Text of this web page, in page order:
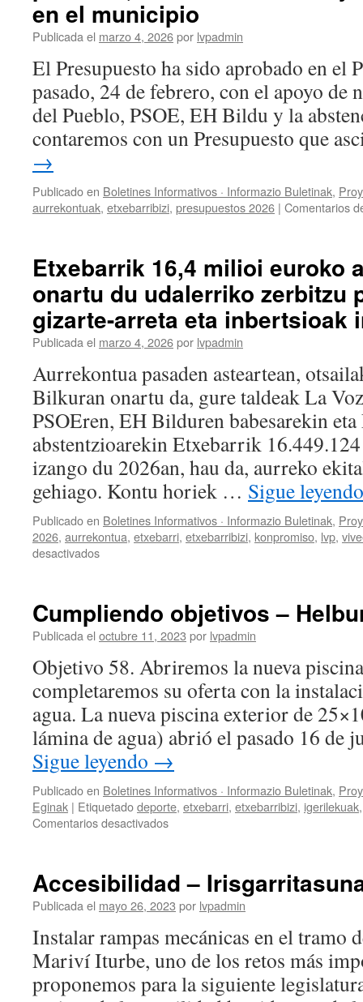
en el municipio
Publicada el marzo 4, 2026por lvpadmin
El Presupuesto ha sido aprobado en el
pasado, 24 de febrero, con el apoyo de
del Pueblo, PSOE, EH Bildu y la
contaremos con un Presupuesto que
→
Publicado en Boletines Informativos · Informazio Buletinak,
aurrekontuak, etxebarribizi, presupuestos 2026 | Comentarios
Etxebarrik 16,4 milioi euroko
onartu du udalerriko zerbitzu
gizarte-arreta eta inbertsioak
Publicada el marzo 4, 2026por lvpadmin
Aurrekontua pasaden asteartean,
Bilkuran onartu da, gure taldeak La
PSOEren, EH Bilduren babesarekin
abstentzioarekin Etxebarrik
izango du 2026an, hau da, aurreko
gehiago. Kontu horiek … Sigue
Publicado en Boletines Informativos · Informazio Buletinak,
2026, aurrekontua, etxebarri, etxebarribizi, konpromiso, lvp,
desactivadosen
euroko
aurrekontua
du
zerbitzu
publikoak,
gizarte-
arreta
eta
indartzeko
Cumpliendo objetivos –
Publicada el octubre 11, 2023 por lvpadmin
Objetivo 58. Abriremos la nueva
completaremos su oferta con la
agua. La nueva piscina exterior de
lámina de agua) abrió el pasado 16
Sigue leyendo →
Publicado en Boletines Informativos · Informazio Buletinak,
Eginak | Etiquetadodeporte, etxebarri, etxebarribizi, igerilekuak
Comentarios desactivadosen
Helburuak
betetzen
Accesibilidad –
Publicada el mayo 26, 2023 por lvpadmin
Instalar rampas mecánicas en el tramo
Mariví Iturbe, uno de los retos más
proponemos para la siguiente